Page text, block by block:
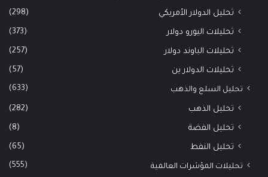
تحليل الدولار الأمريكي (298)
تحليلات اليورو دولار (373)
تحليلات الباوند دولار (257)
تحليلات الدولار ين (57)
تحليل السلع والذهب (633)
تحليل الذهب (282)
تحليل الفضة (8)
تحليل النفط (65)
تحليلات المؤشرات العالمية (555)